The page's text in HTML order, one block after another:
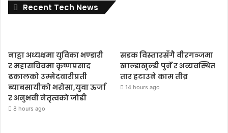
Recent Tech News
नाट्टा अध्यक्षमा युविका भण्डारी
र महासचिवमा कृष्णप्रसाद
ढकालको उम्मेदवारीप्रती
ब्याबसायीको भरोसा,युवा ऊर्जा
र अनुभवी नेतृत्वको जोडी
8 hours ago
सडक विस्तारसँगै वीरगञ्जमा
खाल्डाखुल्डी पुर्ने र अव्यवस्थित
तार हटाउने काम तीव्र
14 hours ago